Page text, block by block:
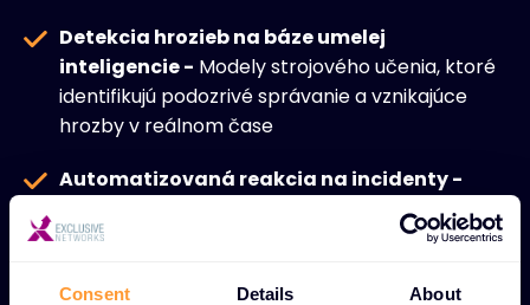
Consent Details About
Detekcia hrozieb na báze umelej
inteligencie - Modely strojového učenia, ktoré
identifikujú podozrivé správanie a vznikajúce
hrozby v reálnom čase
Automatizovaná reakcia na incidenty -
Integrácia s nástrojmi SOAR a SIEM na rýchlejšie
zvládnutie incidentov a skrátenie času na ich